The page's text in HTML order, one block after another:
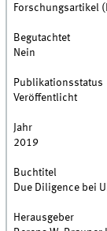
Forschungsartikel
Begutachtet
Nein
Publikationsstatus
Veröffentlicht
Jahr
2019
Buchtitel
Due Diligence bei
Herausgeber